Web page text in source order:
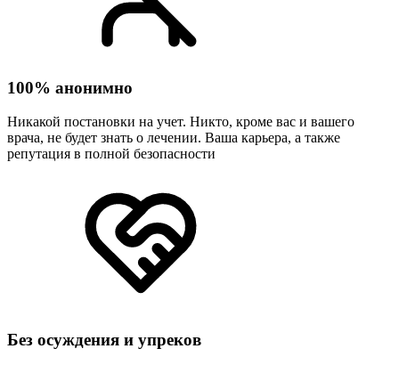
100% анонимно
Никакой постановки на учет. Никто, кроме вас и вашего
врача, не будет знать о лечении. Ваша карьера, а также
репутация в полной безопасности
Без осуждения и упреков